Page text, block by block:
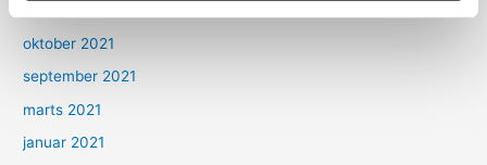
oktober 2021
september 2021
marts 2021
januar 2021